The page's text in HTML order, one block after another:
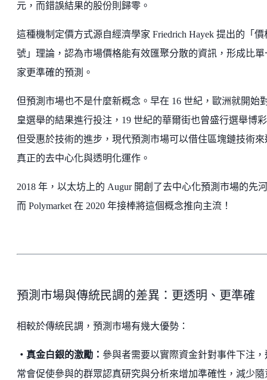
元，而錯誤結果的股份則歸零。
這種機制定價方式源自經濟學家 Friedrich Hayek 提出的「價
號」理論，認為市場價格能有效匯聚分散的資訊，形成比單
家更準確的預測。
但預測市場也不是什麼新概念。早在 16 世紀，歐洲就開始
皇選舉的結果進行投注，19 世紀的華爾街也曾盛行選舉博
但受惠於技術的進步，現代預測市場可以借住區塊鏈技術來
真正的去中心化與透明化運作。
2018 年，以太坊上的 Augur 開創了去中心化預測市場的先
而 Polymarket 在 2020 年接棒將這個概念推向主流！
預測市場與傳統民調的差異：更透明、更準確
相較於傳統民調，預測市場有幾大優勢：
・真金白銀的激勵： 參與者需要以實際資金針對事件下注，
常會促使參與的群眾認真研究與分析來增加準確性，減少隨